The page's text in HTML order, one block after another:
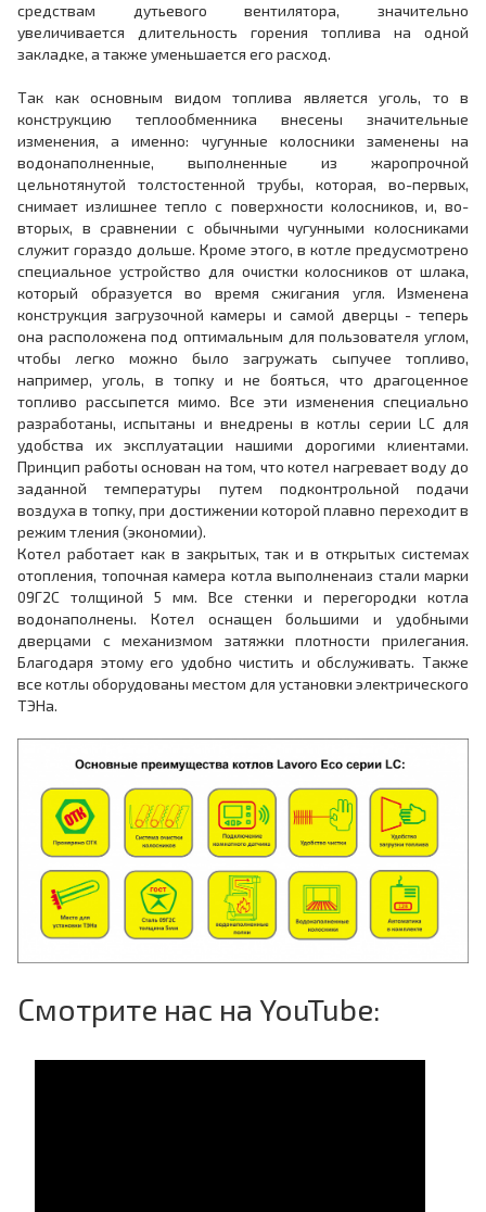
средствам дутьевого вентилятора, значительно
увеличивается длительность горения топлива на одной
закладке, а также уменьшается его расход.
Так как основным видом топлива является уголь, то в
конструкцию теплообменника внесены значительные
изменения, а именно: чугунные колосники заменены на
водонаполненные, выполненные из жаропрочной
цельнотянутой толстостенной трубы, которая, во-первых,
снимает излишнее тепло с поверхности колосников, и, во-
вторых, в сравнении с обычными чугунными колосниками
служит гораздо дольше. Кроме этого, в котле предусмотрено
специальное устройство для очистки колосников от шлака,
который образуется во время сжигания угля. Изменена
конструкция загрузочной камеры и самой дверцы - теперь
она расположена под оптимальным для пользователя углом,
чтобы легко можно было загружать сыпучее топливо,
например, уголь, в топку и не бояться, что драгоценное
топливо рассыпется мимо. Все эти изменения специально
разработаны, испытаны и внедрены в котлы серии LC для
удобства их эксплуатации нашими дорогими клиентами.
Принцип работы основан на том, что котел нагревает воду до
заданной температуры путем подконтрольной подачи
воздуха в топку, при достижении которой плавно переходит в
режим тления (экономии).
Котел работает как в закрытых, так и в открытых системах
отопления, топочная камера котла выполненаиз стали марки
09Г2С толщиной 5 мм. Все стенки и перегородки котла
водонаполнены. Котел оснащен большими и удобными
дверцами с механизмом затяжки плотности прилегания.
Благодаря этому его удобно чистить и обслуживать. Также
все котлы оборудованы местом для установки электрического
ТЭНа.
Смотрите нас на YouTube: